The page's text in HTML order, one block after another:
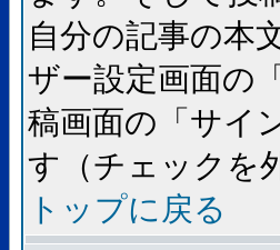
自分の記事の本
ザー設定画面の
稿画面の「サイ
す（チェックを
トップに戻る